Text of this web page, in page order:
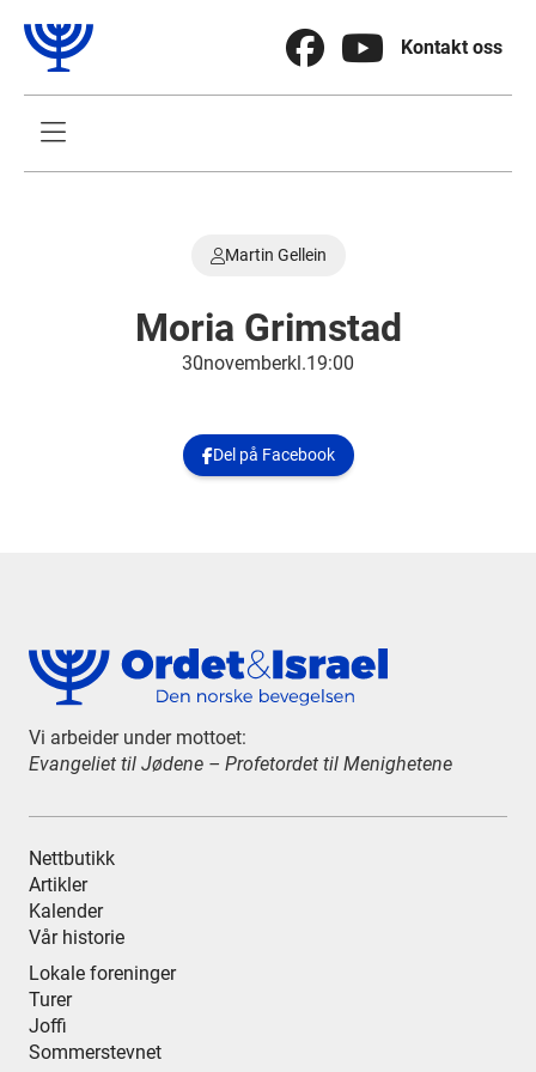
  Kontakt oss

Martin Gellein
Moria Grimstad
30.novemberkl.19:00
Del på Facebook
Vi arbeider under mottoet:
Evangeliet til Jødene – Profetordet til Menighetene
Nettbutikk
Artikler
Kalender
Vår historie
Lokale foreninger
Turer
Joffi
Sommerstevnet